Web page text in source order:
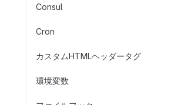
Consul
Cron
カスタムHTMLヘッダータグ
環境変数